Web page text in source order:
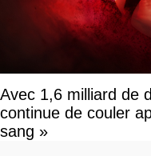
Avec 1,6 milliard de
continue de couler
sang »